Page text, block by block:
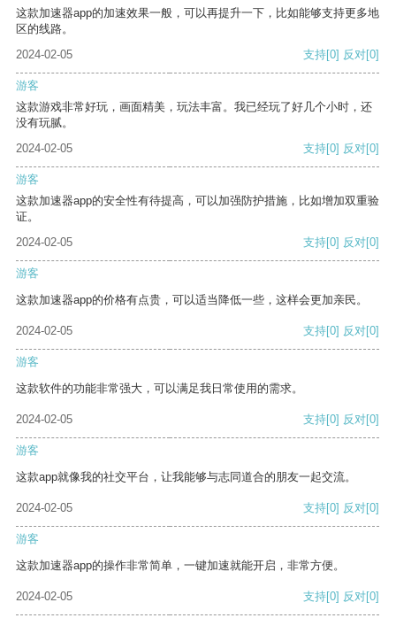
这款加速器app的加速效果一般，可以再提升一下，比如能够支持更多地
区的线路。
2024-02-05
支持[0] 反对[0]
游客
这款游戏非常好玩，画面精美，玩法丰富。我已经玩了好几个小时，还
没有玩腻。
2024-02-05
支持[0] 反对[0]
游客
这款加速器app的安全性有待提高，可以加强防护措施，比如增加双重验
证。
2024-02-05
支持[0] 反对[0]
游客
这款加速器app的价格有点贵，可以适当降低一些，这样会更加亲民。
2024-02-05 支持[0] 反对[0]
游客
这款软件的功能非常强大，可以满足我日常使用的需求。
2024-02-05 支持[0] 反对[0]
游客
这款app就像我的社交平台，让我能够与志同道合的朋友一起交流。
2024-02-05 支持[0] 反对[0]
游客
这款加速器app的操作非常简单，一键加速就能开启，非常方便。
2024-02-05 支持[0] 反对[0]